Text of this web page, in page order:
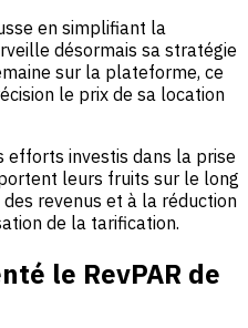
en simplifiant la
désormais sa stratégie
sur la plateforme, ce
le prix de sa location
efforts investis dans la prise
leurs fruits sur le long
revenus et à la réduction
de la tarification.
le RevPAR de